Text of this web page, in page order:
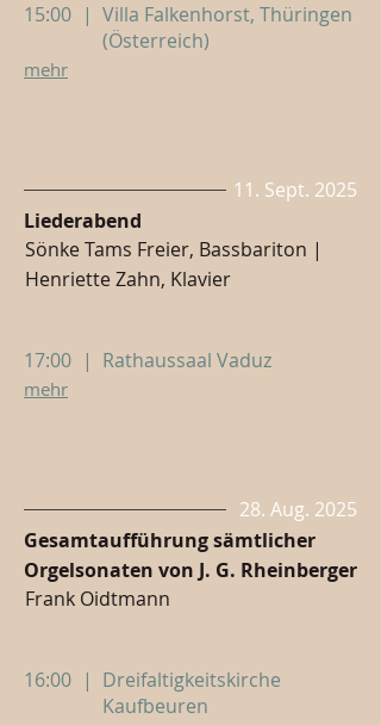
15:00 | Villa Falkenhorst, Thüringen
(Österreich)
mehr
11. Sept. 2025
Liederabend
Sönke Tams Freier, Bassbariton |
Henriette Zahn, Klavier
17:00 | Rathaussaal Vaduz
mehr
28. Aug. 2025
Gesamtaufführung sämtlicher
Orgelsonaten von J. G. Rheinberger
Frank Oidtmann
16:00 | Dreifaltigkeitskirche
Kaufbeuren